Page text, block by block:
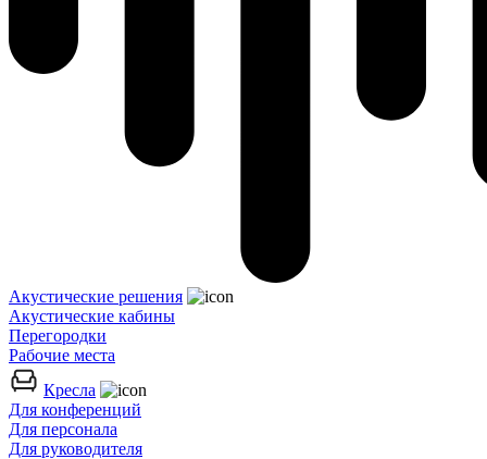
Акустические решения
Акустические кабины
Перегородки
Рабочие места
Кресла
Для конференций
Для персонала
Для руководителя